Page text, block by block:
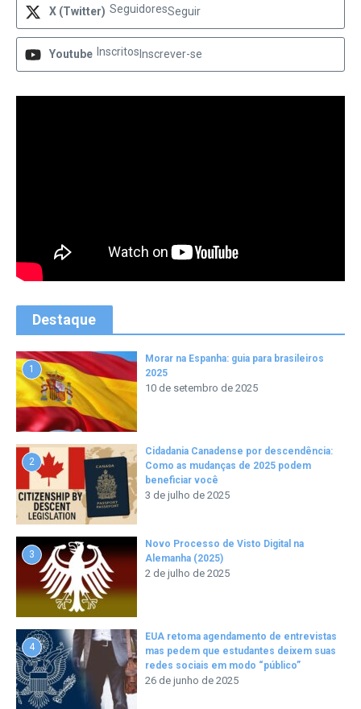
X (Twitter) SeguidoresSeguir
Youtube Inscritos Inscrever-se
Destaque
1
Morar na Espanha: guia para brasileiros
2025
10 de setembro de 2025
2
Cidadania Canadense por descendência:
Como as mudanças de 2025 podem
beneficiar você
3 de julho de 2025
3
Novo Processo de Visto Digital na
Alemanha (2025)
2 de julho de 2025
4
EUA retoma agendamento de entrevistas
mas pedem que estudantes deixem suas
redes sociais em modo “público”
26 de junho de 2025